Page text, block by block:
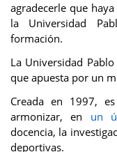
agradecerle que
la Universidad
formación.
La Universidad
que apuesta por un
Creada en 1997,
armonizar, en un
docencia, la
deportivas.